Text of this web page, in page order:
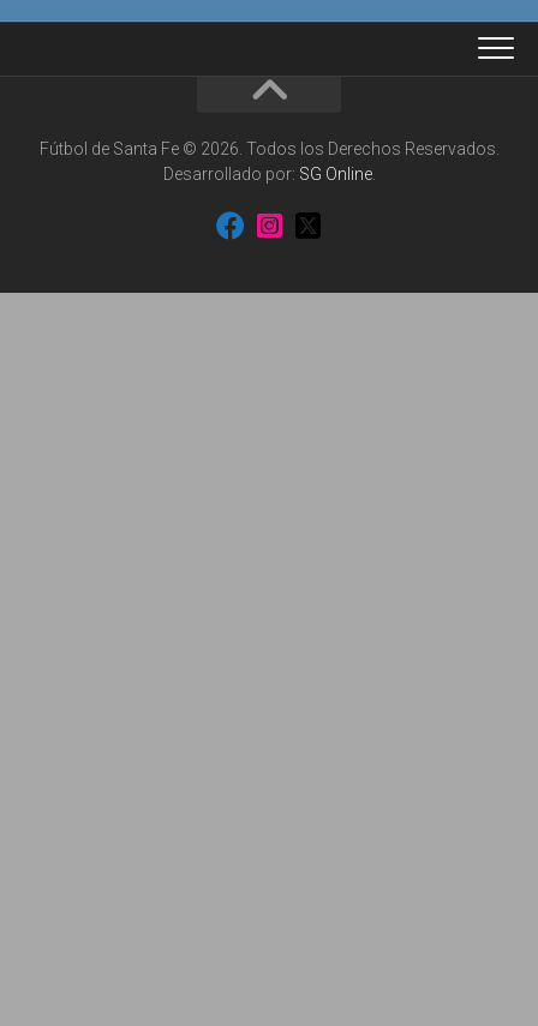
Fútbol de Santa Fe © 2026. Todos los Derechos Reservados.
Desarrollado por: SG Online.